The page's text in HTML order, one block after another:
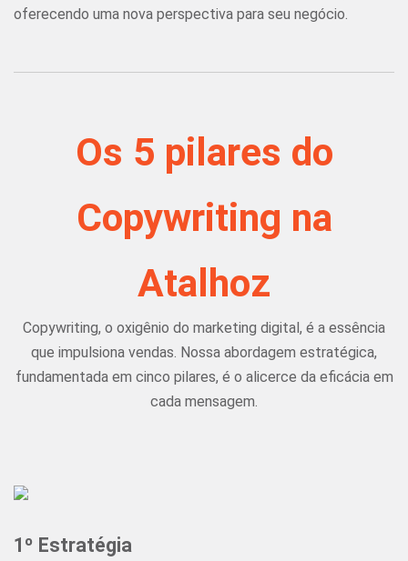
oferecendo uma nova perspectiva para seu negócio.
Os 5 pilares do
Copywriting na
Atalhoz
Copywriting, o oxigênio do marketing digital, é a essência
que impulsiona vendas. Nossa abordagem estratégica,
fundamentada em cinco pilares, é o alicerce da eficácia em
cada mensagem.
1º Estratégia